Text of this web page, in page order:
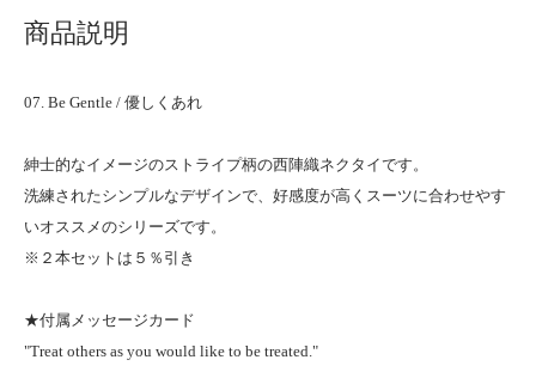
商品説明
07. Be Gentle / 優しくあれ
紳士的なイメージのストライプ柄の西陣織ネクタイです。
洗練されたシンプルなデザインで、好感度が高くスーツに合わせやす
いオススメのシリーズです。
※２本セットは５％引き
★付属メッセージカード
"Treat others as you would like to be treated."